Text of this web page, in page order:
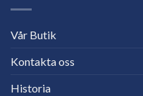
Vår Butik
Kontakta oss
Historia